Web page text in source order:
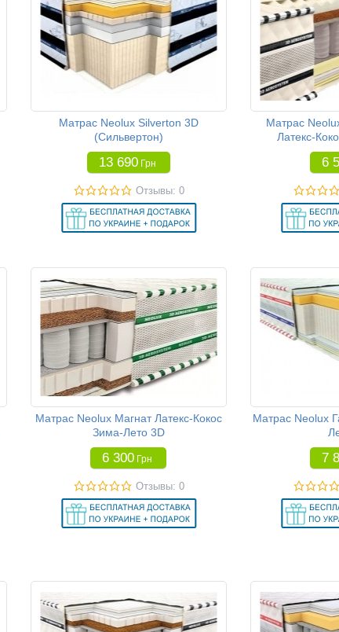
Матрас Neolux Silverton 3D
(Сильвертон)
13 690 Грн
Отзывы: 0
Матрас
Латекс-
6
Матрас Neolux Магнат Латекс-Кокос
Зима-Лето 3D
6 300 Грн
Отзывы: 0
Матрас Neolux
7